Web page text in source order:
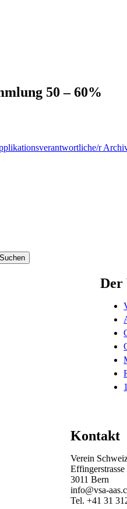
50 – 60%
r
Suchen
Der
Kontakt
Verein
Effingerstrasse
3011 Bern
info@vsa-
Tel. +41 31